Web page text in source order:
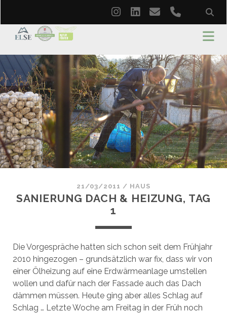
instagram
linkedin
emailphone
21/03/2011 / HAUS
SANIERUNG DACH & HEIZUNG, TAG
1
Die Vorgespräche hatten sich schon seit dem Frühjahr
2010 hingezogen – grundsätzlich war fix, dass wir von
einer Ölheizung auf eine Erdwärmeanlage umstellen
wollen und dafür nach der Fassade auch das Dach
dämmen müssen. Heute ging aber alles Schlag auf
Schlag … Letzte Woche am Freitag in der Früh noch